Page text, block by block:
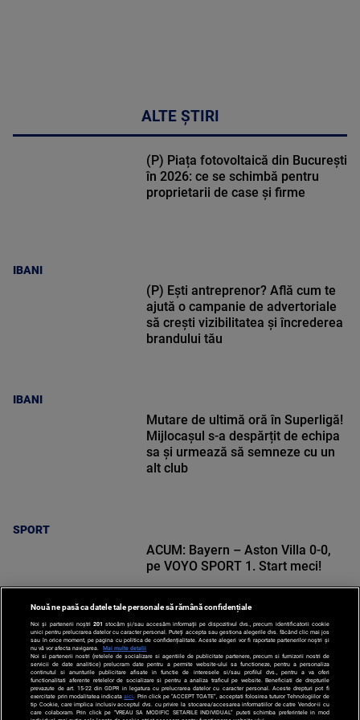
ALTE ȘTIRI
IBANI
(P) Piața fotovoltaică din București
în 2026: ce se schimbă pentru
proprietarii de case și firme
IBANI
(P) Ești antreprenor? Află cum te
ajută o campanie de advertoriale
să crești vizibilitatea și încrederea
brandului tău
SPORT
Mutare de ultimă oră în Superligă!
Mijlocașul s-a despărțit de echipa
sa și urmează să semneze cu un
alt club
SPORT
ACUM: Bayern – Aston Villa 0-0,
pe VOYO SPORT 1. Start meci!
Nouă ne pasă ca datele tale personale să rămână confidențiale
Noi și partenerii noștri 201 stocăm și/sau accesăm informații pe dispozitivul dvs., precum identificatorii cookie
unici pentru prelucrarea datelor cu caracter personal. Puteți accepta sau gestiona alegerile dvs. făcând clic mai jos
sau în orice moment, pe pagina cu politica de confidențialitate. Aceste alegeri vor fi raportate partenerilor noștri și
nu vă vor afecta navigarea.
Mai multe detalii
Noi si partenerii nostri (retelele de socializare si agentiile de publicitate partenere, precum si furnizorii nostri de
servicii de date analitice) prelucram date pentru a permite website-ului sa functioneze, pentru a personaliza
continutul si anunturile publicitare afisate in functie de interesele si/sau profilul dvs., pentru a va oferi
functionalitati aferente retelelor de socializare si pentru a analiza traficul pe website. Beneficiati de drepturile
prevazute de art. 15-22 din GDPR in legatura cu prelucrarea datelor cu caracter personal. Aceste drepturi pot fi
exercitate prin modalitatea indicataaici . Prin click pe “ACCEPT TOATE”, acceptati folosirea tuturor Tehnologiilor de
tip Cookie, care implica inclusiv acceptul dvs. cu privire la stocarea/accesarea informatiilor de catre Vendor-ii cu
care colaboram. Prin click pe “VREAU SA MODIFIC SETARILE INDIVIDUAL” puteti schimba preferintele in mod